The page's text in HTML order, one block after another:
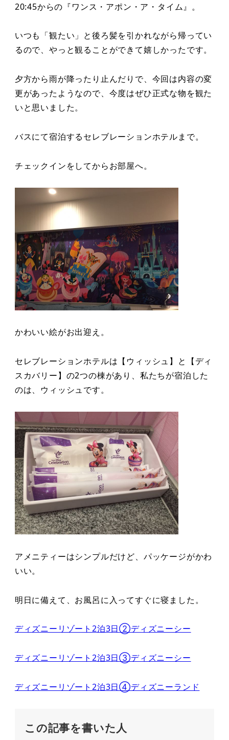
20:45からの『ワンス・アポン・ア・タイム』。
いつも「観たい」と後ろ髪を引かれながら帰ってい
るので、やっと観ることができて嬉しかったです。
夕方から雨が降ったり止んだりで、今回は内容の変
更があったようなので、今度はぜひ正式な物を観た
いと思いました。
バスにて宿泊するセレブレーションホテルまで。
チェックインをしてからお部屋へ。
かわいい絵がお出迎え。
セレブレーションホテルは【ウィッシュ】と【ディ
スカバリー】の2つの棟があり、私たちが宿泊した
のは、ウィッシュです。
アメニティーはシンプルだけど、パッケージがかわ
いい。
明日に備えて、お風呂に入ってすぐに寝ました。
ディズニーリゾート2泊3日②ディズニーシー
ディズニーリゾート2泊3日③ディズニーシー
ディズニーリゾート2泊3日④ディズニーランド
この記事を書いた人